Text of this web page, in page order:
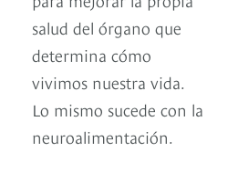
salud del órgano que
determina cómo
vivimos nuestra vida.
Lo mismo sucede con la
neuroalimentación.